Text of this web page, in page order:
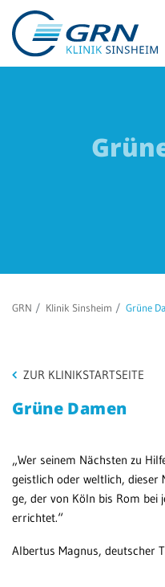
Fachzentren
Medizinische
Karriere
STANDORTE
Eberbach
GRN Klinik Sinsheim Grüne
ZUR KLINIKSTARTSEITE
Grüne Damen
„Wer seinem Nächsten zu
geistlich oder weltlich,
ge, der von Köln bis Rom bei
errichtet.“
Albertus Magnus, deutscher